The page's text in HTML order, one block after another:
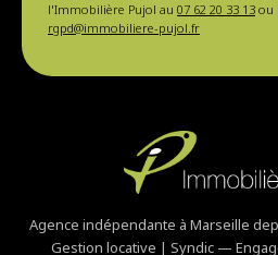
l'Immobilière Pujol au 07 62 20 33 13 ou
rgpd@immobiliere-pujol.fr
Agence indépendante à Marseille
Gestion locative | Syndic —